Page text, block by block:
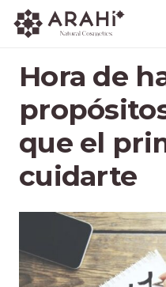
Hora de
que el
cuidarte